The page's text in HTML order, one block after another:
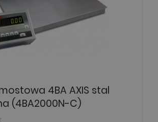
4BA AXIS stal
(4BA2000N-C)